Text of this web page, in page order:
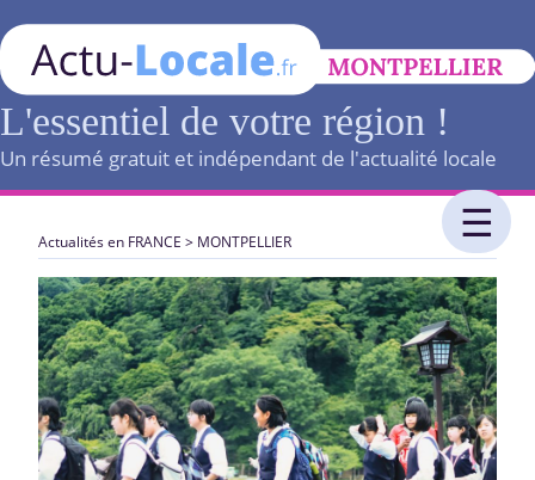
L'essentiel de votre région !
Un résumé gratuit et indépendant de l'actualité locale
Actualités en FRANCE > MONTPELLIER